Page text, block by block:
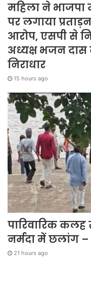
महिला ने भाजपा
पर लगाया
आरोप, एसपी से
अध्यक्ष भजन दास
निराधार
15 hours ago
पारिवारिक
नर्मदा में छलांग
21 hours ago